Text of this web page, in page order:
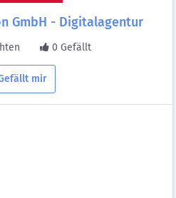
GmbH - Digitalagentur
0 Gefällt
mir